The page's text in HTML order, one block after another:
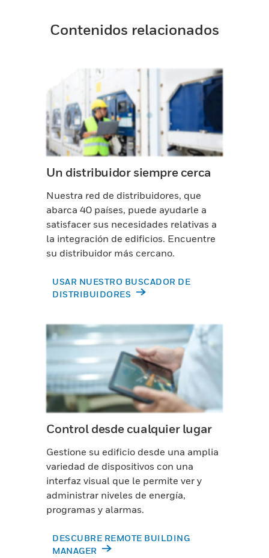
Contenidos relacionados
Un distribuidor siempre cerca
Nuestra red de distribuidores, que
abarca 40 países, puede ayudarle a
satisfacer sus necesidades relativas a
la integración de edificios. Encuentre
su distribuidor más cercano.
USAR NUESTRO BUSCADOR DE
DISTRIBUIDORES
Control desde cualquier lugar
Gestione su edificio desde una amplia
variedad de dispositivos con una
interfaz visual que le permite ver y
administrar niveles de energía,
programas y alarmas.
DESCUBRE REMOTE BUILDING
MANAGER